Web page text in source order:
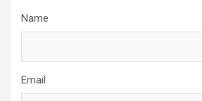
Name
Email